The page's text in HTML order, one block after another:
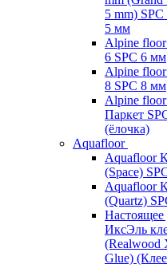
5 mm) SPC
5 мм
Alpine
6 SPC 6 мм
Alpine
8 SPC 8 мм
Alpine
Паркет
(ёлочка)
Aquafloor
Aquafloor
(Space)
Aquafloor
(Quartz)
Настоящее
ИксЭль
(Realwood
Glue)